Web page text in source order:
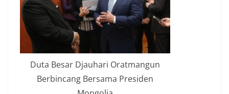
Duta Besar Djauhari Oratmangun
Berbincang Bersama Presiden